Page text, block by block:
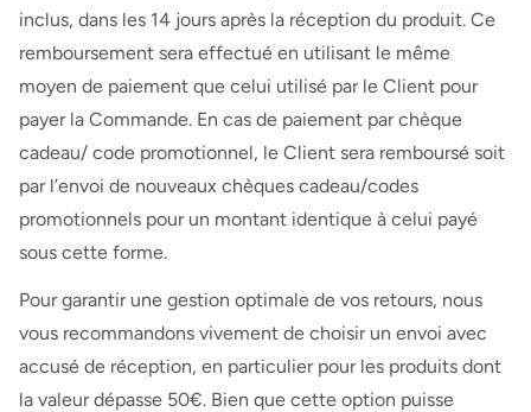
inclus, dans les 14 jours après la réception du produit. Ce
remboursement sera effectué en utilisant le même
moyen de paiement que celui utilisé par le Client pour
payer la Commande. En cas de paiement par chèque
cadeau/ code promotionnel, le Client sera remboursé soit
par l’envoi de nouveaux chèques cadeau/codes
promotionnels pour un montant identique à celui payé
sous cette forme.
Pour garantir une gestion optimale de vos retours, nous
vous recommandons vivement de choisir un envoi avec
accusé de réception, en particulier pour les produits dont
la valeur dépasse 50€. Bien que cette option puisse